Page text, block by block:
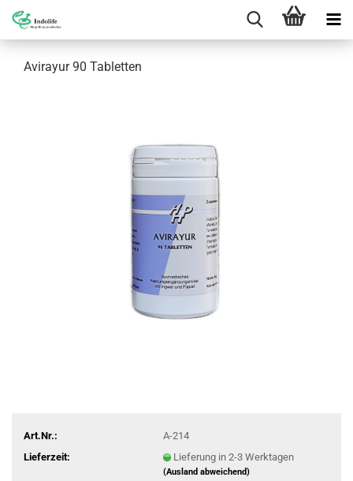
Avirayur 90 Tabletten
Art.Nr.:
A-214
Lieferzeit:
Lieferung in 2-3 Werktagen
(Ausland abweichend)